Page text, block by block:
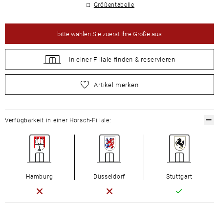
Größentabelle
bittewählen Sie zuerst Ihre Größe aus
In einer Filiale finden & reservieren
wählen Sie zuerst Ihre Größe aus
Artikel merken
Verfügbarkeit in einer Horsch-Filiale:
Hamburg Düsseldorf Stuttgart